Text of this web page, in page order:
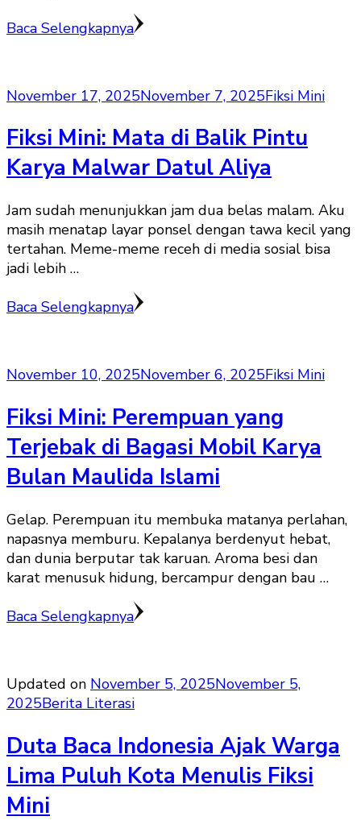
Baca Selengkapnya
November 17, 2025November 7, 2025Fiksi Mini
Fiksi Mini: Mata di Balik Pintu
Karya Malwar Datul Aliya
Jam sudah menunjukkan jam dua belas malam. Aku
masih menatap layar ponsel dengan tawa kecil yang
tertahan. Meme-meme receh di media sosial bisa
jadi lebih …
Baca Selengkapnya
November 10, 2025November 6, 2025Fiksi Mini
Fiksi Mini: Perempuan yang
Terjebak di Bagasi Mobil Karya
Bulan Maulida Islami
Gelap. Perempuan itu membuka matanya perlahan,
napasnya memburu. Kepalanya berdenyut hebat,
dan dunia berputar tak karuan. Aroma besi dan
karat menusuk hidung, bercampur dengan bau …
Baca Selengkapnya
Updated on November 5, 2025November 5,
2025Berita Literasi
Duta Baca Indonesia Ajak Warga
Lima Puluh Kota Menulis Fiksi
Mini